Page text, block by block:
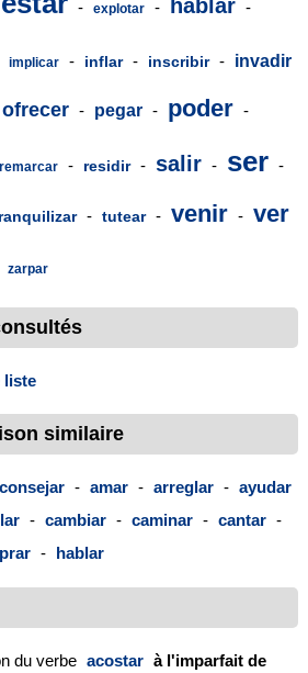
- explotar - hablar -
implicar - inflar - inscribir - invadir
ofrecer - pegar - poder -
remarcar - residir - salir - ser -
- tutear - venir - ver
zarpar
liste
similaire
- amar - arreglar - ayudar
- cambiar - caminar - cantar -
- hablar
du verbe acostar à l'imparfait de